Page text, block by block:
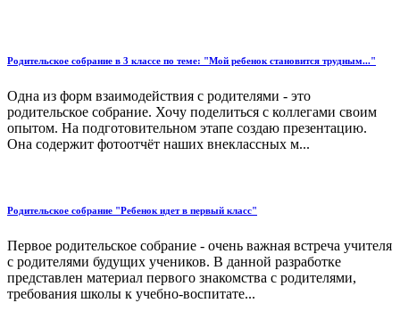
Родительское собрание в 3 классе по теме: "Мой ребенок становится трудным..."
Одна из форм взаимодействия с родителями - это
родительское собрание. Хочу поделиться с коллегами своим
опытом. На подготовительном этапе создаю презентацию.
Она содержит фотоотчёт наших внеклассных м...
Родительское собрание "Ребенок идет в первый класс"
Первое родительское собрание - очень важная встреча учителя
с родителями будущих учеников. В данной разработке
представлен материал первого знакомства с родителями,
требования школы к учебно-воспитате...